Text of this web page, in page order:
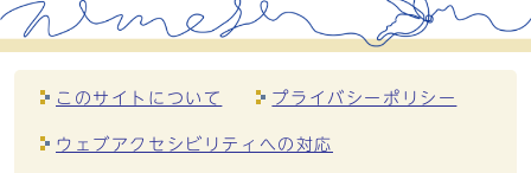
このサイトについて プライバシーポリシー
ウェブアクセシビリティへの対応